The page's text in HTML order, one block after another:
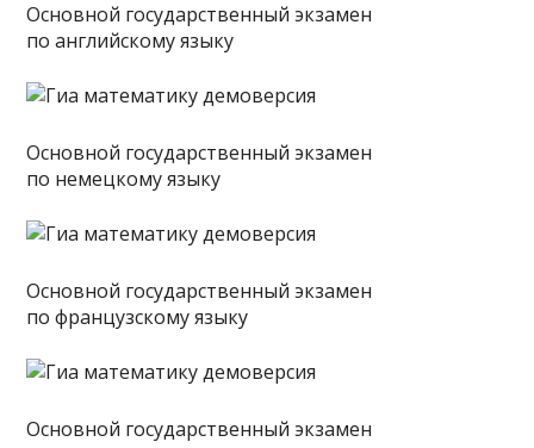
Основной государственный экзамен
по английскому языку
Основной государственный экзамен
по немецкому языку
Основной государственный экзамен
по французскому языку
Основной государственный экзамен